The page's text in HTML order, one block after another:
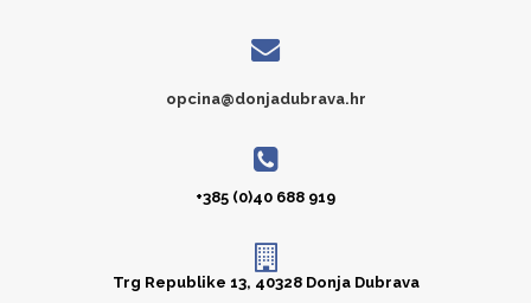
opcina@donjadubrava.hr
+385 (0)40 688 919
Trg Republike 13, 40328 Donja Dubrava